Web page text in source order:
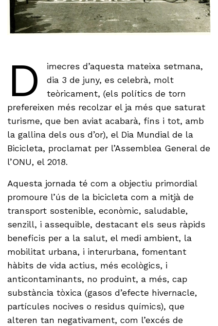
D
imecres d’aquesta mateixa setmana,
dia 3 de juny, es celebrà, molt
teòricament, (els polítics de torn
prefereixen més recolzar el ja més que saturat
turisme, que ben aviat acabarà, fins i tot, amb
la gallina dels ous d’or), el Dia Mundial de la
Bicicleta, proclamat per l’Assemblea General de
l’ONU, el 2018.
Aquesta jornada té com a objectiu primordial
promoure l’ús de la bicicleta com a mitjà de
transport sostenible, econòmic, saludable,
senzill, i assequible, destacant els seus ràpids
beneficis per a la salut, el medi ambient, la
mobilitat urbana, i interurbana, fomentant
hàbits de vida actius, més ecològics, i
anticontaminants, no produint, a més, cap
substància tòxica (gasos d’efecte hivernacle,
partícules nocives o residus químics), que
alteren tan negativament, com l’excés de